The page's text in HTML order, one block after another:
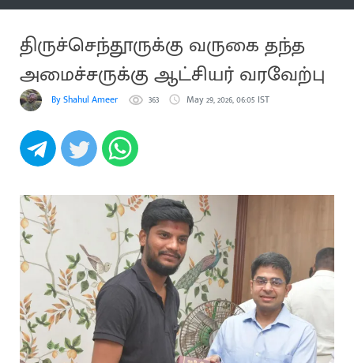
திருச்செந்தூருக்கு வருகை தந்த
அமைச்சருக்கு ஆட்சியர் வரவேற்பு
By Shahul Ameer 363 May 29, 2026, 06:05 IST